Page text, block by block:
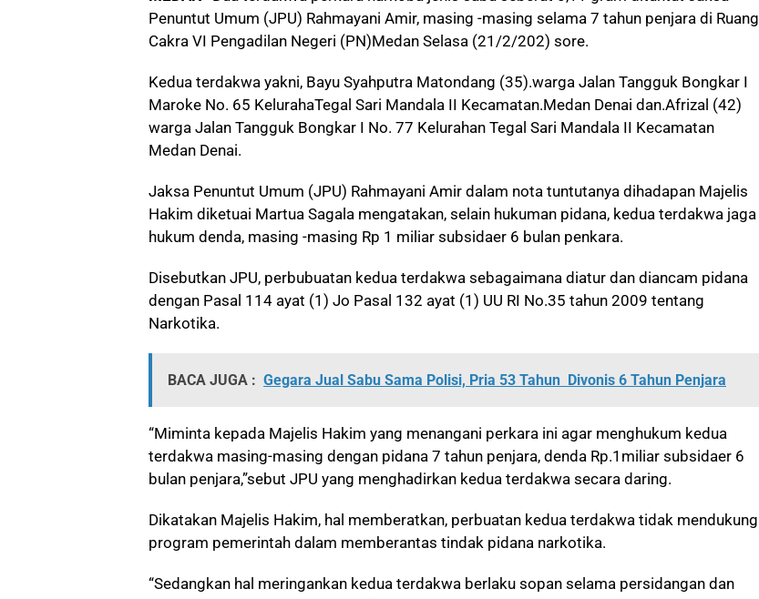
Penuntut Umum (JPU) Rahmayani Amir, masing -masing selama 7 tahun penjara di Ruang
Cakra VI Pengadilan Negeri (PN)Medan Selasa (21/2/202) sore.
Kedua terdakwa yakni, Bayu Syahputra Matondang (35).warga Jalan Tangguk Bongkar I
Maroke No. 65 KelurahaTegal Sari Mandala II Kecamatan.Medan Denai dan.Afrizal (42)
warga Jalan Tangguk Bongkar I No. 77 Kelurahan Tegal Sari Mandala II Kecamatan
Medan Denai.
Jaksa Penuntut Umum (JPU) Rahmayani Amir dalam nota tuntutanya dihadapan Majelis
Hakim diketuai Martua Sagala mengatakan, selain hukuman pidana, kedua terdakwa jaga
hukum denda, masing -masing Rp 1 miliar subsidaer 6 bulan penkara.
Disebutkan JPU, perbubuatan kedua terdakwa sebagaimana diatur dan diancam pidana
dengan Pasal 114 ayat (1) Jo Pasal 132 ayat (1) UU RI No.35 tahun 2009 tentang
Narkotika.
BACA JUGA : Gegara Jual Sabu Sama Polisi, Pria 53 Tahun Divonis 6 Tahun Penjara
“Miminta kepada Majelis Hakim yang menangani perkara ini agar menghukum kedua
terdakwa masing-masing dengan pidana 7 tahun penjara, denda Rp.1miliar subsidaer 6
bulan penjara,”sebut JPU yang menghadirkan kedua terdakwa secara daring.
Dikatakan Majelis Hakim, hal memberatkan, perbuatan kedua terdakwa tidak mendukung
program pemerintah dalam memberantas tindak pidana narkotika.
“Sedangkan hal meringankan kedua terdakwa berlaku sopan selama persidangan dan